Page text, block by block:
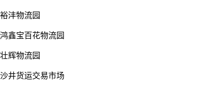
裕沣物流园
鸿鑫宝百花物流园
壮辉物流园
沙井货运交易市场